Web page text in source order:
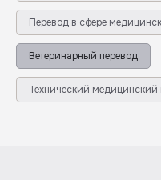
Перевод в сфере
Ветеринарный перевод
Технический медицинский